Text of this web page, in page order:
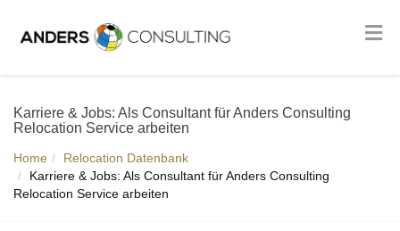
Karriere & Jobs: Als Consultant für Anders Consulting
Relocation Service arbeiten
Home
Relocation Datenbank
Karriere & Jobs: Als Consultant für Anders Consulting
Relocation Service arbeiten